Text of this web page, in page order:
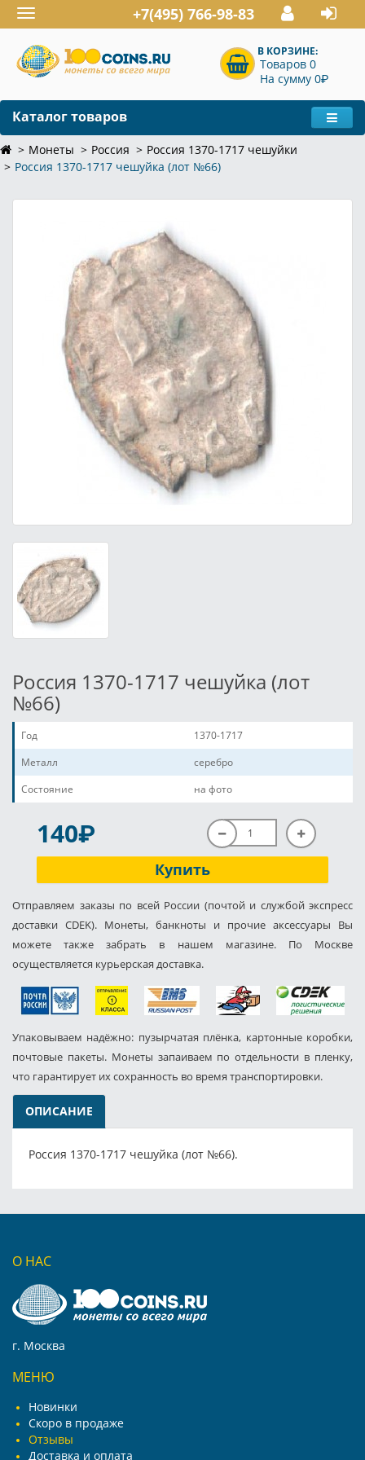
Toggle
navigation
+7(495) 766-98-83
В КОРЗИНЕ:
Товаров 0
На сумму 0P
Каталог товаров
Монеты Россия
Россия 1370-1717 чешуйки
Россия 1370-1717 чешуйка (лот №66)
Россия 1370-1717 чешуйка (лот
№66)
Год
1370-1717
Металл
серебро
Состояние
на фото
140P
Купить
Отправляем заказы по всей России (почтой и службой экспресс
доставки CDEK). Монеты, банкноты и прочие аксессуары Вы
можете также забрать в нашем магазине. По Москве
осуществляется курьерская доставка.
Упаковываем надёжно: пузырчатая плёнка, картонные коробки,
почтовые пакеты. Монеты запаиваем по отдельности в пленку,
что гарантирует их сохранность во время транспортировки.
ОПИСАНИЕ
Россия 1370-1717 чешуйка (лот №66).
О НАС
г. Москва
МЕНЮ
Новинки
Скоро в продаже
Отзывы
Доставка и оплата